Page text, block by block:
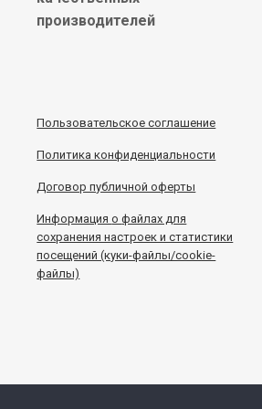
производителей
Пользовательское соглашение
Политика конфиденциальности
Договор публичной оферты
Информацияофайлах для
сохранения настроек и статистики
посещений (куки-файлы/cookie-
файлы)